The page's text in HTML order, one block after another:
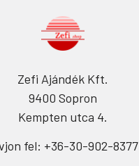
Zefi Ajándék Kft.
9400 Sopron
Kempten utca 4.
fel: +36-30-902-8377